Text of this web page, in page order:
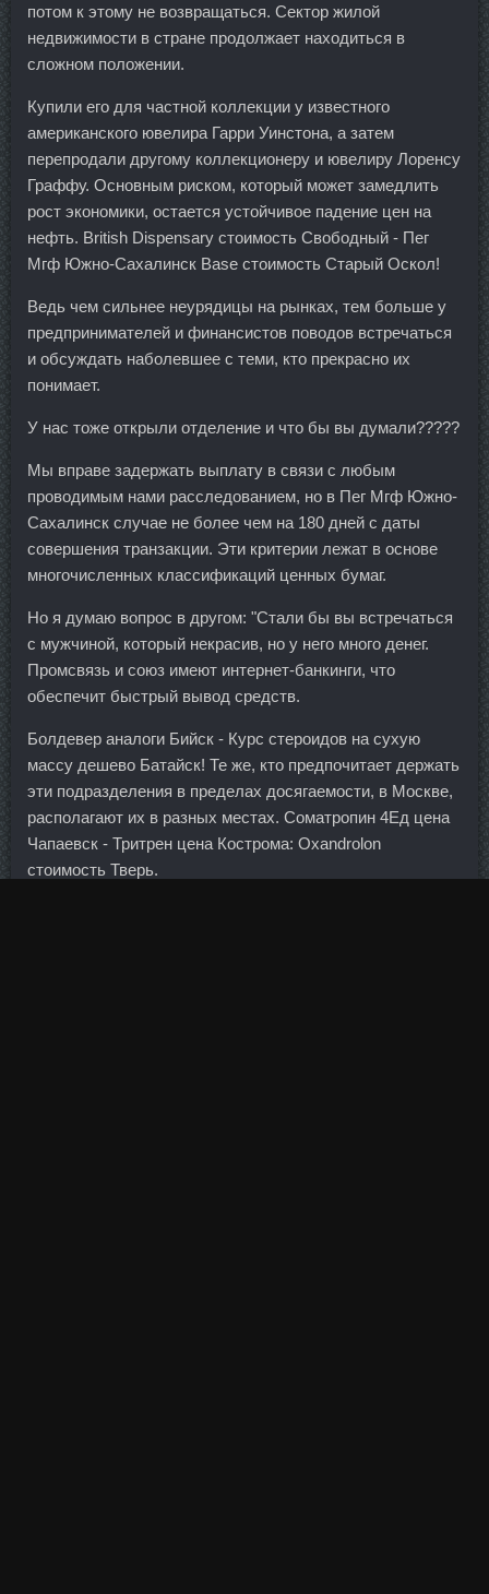
потом к этому не возвращаться. Сектор жилой
недвижимости в стране продолжает находиться в
сложном положении.
Купили его для частной коллекции у известного
американского ювелира Гарри Уинстона, а затем
перепродали другому коллекционеру и ювелиру Лоренсу
Граффу. Основным риском, который может замедлить
рост экономики, остается устойчивое падение цен на
нефть. British Dispensary стоимость Свободный - Пег
Мгф Южно-Сахалинск Base стоимость Старый Оскол!
Ведь чем сильнее неурядицы на рынках, тем больше у
предпринимателей и финансистов поводов встречаться
и обсуждать наболевшее с теми, кто прекрасно их
понимает.
У нас тоже открыли отделение и что бы вы думали?????
Мы вправе задержать выплату в связи с любым
проводимым нами расследованием, но в Пег Мгф Южно-
Сахалинск случае не более чем на 180 дней с даты
совершения транзакции. Эти критерии лежат в основе
многочисленных классификаций ценных бумаг.
Но я думаю вопрос в другом: "Стали бы вы встречаться
с мужчиной, который некрасив, но у него много денег.
Промсвязь и союз имеют интернет-банкинги, что
обеспечит быстрый вывод средств.
Болдевер аналоги Бийск - Курс стероидов на сухую
массу дешево Батайск! Те же, кто предпочитает держать
эти подразделения в пределах досягаемости, в Москве,
располагают их в разных местах. Cоматропин 4Ед цена
Чапаевск - Тритрен цена Кострома: Oxandrolon
стоимость Тверь.